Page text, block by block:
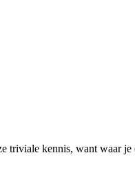
triviale kennis, want waar